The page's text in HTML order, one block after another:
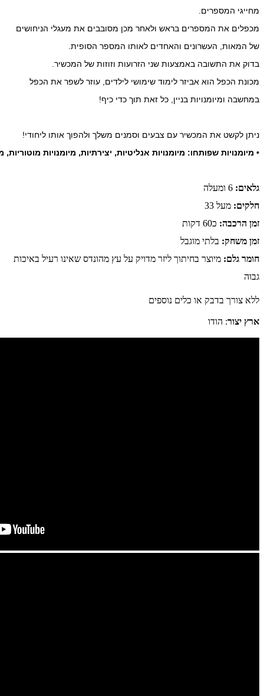
מחייגי המספרים.
מכפלים את המספרים בראש ולאחר מכן מסובבים את מעגלי הניחושים
של המאות, העשרונים והאחדים לאותו המספר הסופית.
בדוק את התשובה באמצעות שני הזרועות וזוזות של המכשיר.
מכונת הכפל הוא אביזר לימוד שימושי לילדים, עוזר לשפר את הכפל
במחשבה ומיומנויות בניין, כל זאת תוך כדי כיף!
ניתן לקשט את המכשיר עם צבעים וסמנים משלך ולהפוך אותו ליחודי!
• מיומנויות שפותחו: מיומנויות אנליטיות, יצירתיות, מיומנויות מוטוריות,
גלאים:
חלקים: מעל 33
זמן הרכבה: כ60 דקות
זמן משחק: בלתי מוגבל
חומר גלם: מיוצר בחיתוך ליזר מדויק על עץ מהונדס שאינו רעיל באיכות
גבוה
ללא צורך בדבק או כלים נוספים
ארץ יצור: הודו